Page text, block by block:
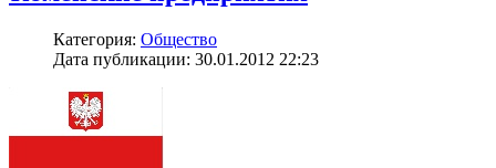
Категория: Общество
Дата публикации: 30.01.2012 22:23